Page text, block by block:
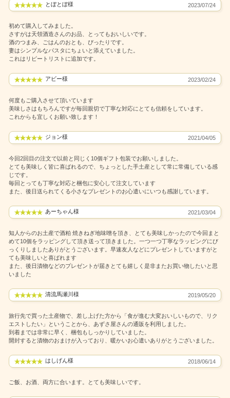
とぼとぼ様 2023/07/24
初めて購入してみました。
さすがは天領酒造さんのお品、とってもおいしいです。
酒のつまみ、ごはんのおとも、ぴったりです。
妻はシンプルなパスタにちょいと添えていました。
これはリピートリストに追加です。
アビー様 2023/02/24
何度もご購入させて頂いています
美味しさはもちろんですが毎回親切で丁寧な対応にとても信頼をしています。
これからも宜しくお願い致します！
ジョン様 2021/04/05
今回2回目の注文で以前と同じく10個ギフト包装でお願いしました。
とても美味しく皆に喜ばれるので、ちょっとした手土産として常に常備している感
じです。
毎回とっても丁寧な対応と梱包に安心して注文しています
また、後日送られてくる小さなプレゼントのお心遣いにいつも感謝しています。
あーちゃん様 2021/03/04
知人からのお土産で酒粕 焼きねぎ地味噌を頂き、とても美味しかったので今回まと
めて10個をラッピングして頂き送って頂きました。一つ一つ丁寧なラッピングにび
っくりしましたありがとうございます。早速友人などにプレゼントしていますがと
ても美味しいと喜ばれます
また、後日漬物などのプレゼントが届きとても嬉しく是非またお買い物したいと思
いました
清流馬瀬川様 2019/05/20
旅行先で買った土産物で、差し上げた方から「食が進む大変おいしいもので、リク
エストしたい」ということから、あずさ屋さんの通販を利用しました。
到着までは非常に早く、梱包もしっかりしていました。
開封すると漬物のおまけが入っており、暖かいお心遣いありがとうございました。
はしげん様 2018/06/14
ご飯、お酒、両方に合います。とても美味しいです。